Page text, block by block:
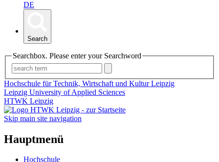
DE
Search
Searchbox. Please enter your Searchword
Hochschule für Technik, Wirtschaft und Kultur Leipzig
Leipzig University of Applied Sciences
HTWK Leipzig
Skip main site navigation
Hauptmenü
Hochschule